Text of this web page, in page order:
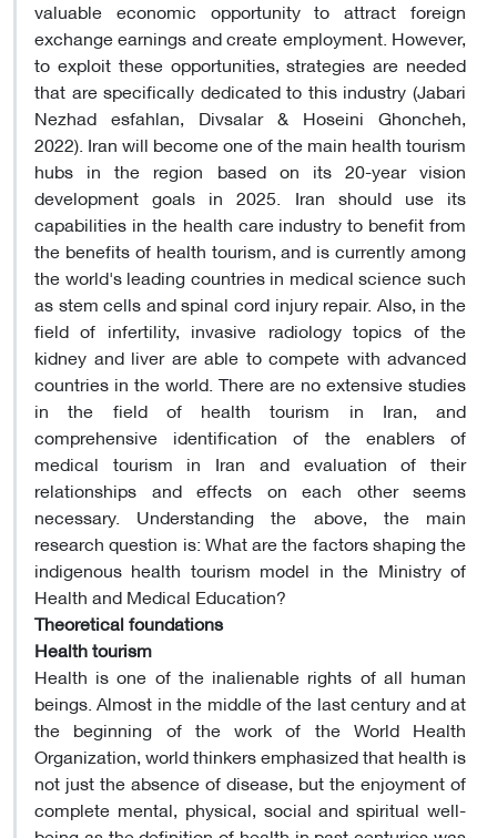
valuable economic opportunity to attract foreign
exchange earnings and create employment. However,
to exploit these opportunities, strategies are needed
that are specifically dedicated to this industry (Jabari
Nezhad esfahlan, Divsalar & Hoseini Ghoncheh,
2022). Iran will become one of the main health tourism
hubs in the region based on its 20-year vision
development goals in 2025. Iran should use its
capabilities in the health care industry to benefit from
the benefits of health tourism, and is currently among
the world's leading countries in medical science such
as stem cells and spinal cord injury repair. Also, in the
field of infertility, invasive radiology topics of the
kidney and liver are able to compete with advanced
countries in the world. There are no extensive studies
in the field of health tourism in Iran, and
comprehensive identification of the enablers of
medical tourism in Iran and evaluation of their
relationships and effects on each other seems
necessary. Understanding the above, the main
research question is: What are the factors shaping the
indigenous health tourism model in the Ministry of
Health and Medical Education?
Theoretical foundations
Health tourism
Health is one of the inalienable rights of all human
beings. Almost in the middle of the last century and at
the beginning of the work of the World Health
Organization, world thinkers emphasized that health is
not just the absence of disease, but the enjoyment of
complete mental, physical, social and spiritual well-